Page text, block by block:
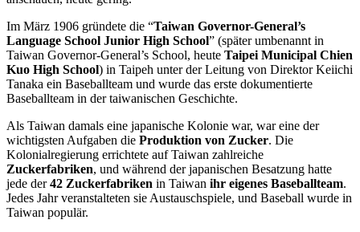
Im März 1906 gründete die “Taiwan Governor-General’s
Language School Junior High School” (später umbenannt in
Taiwan Governor-General’s School, heute Taipei Municipal Chien
Kuo High School) in Taipeh unter der Leitung von Direktor Keiichi
Tanaka ein Baseballteam und wurde das erste dokumentierte
Baseballteam in der taiwanischen Geschichte.
Als Taiwan damals eine japanische Kolonie war, war eine der
wichtigsten Aufgaben die Produktion von Zucker. Die
Kolonialregierung errichtete auf Taiwan zahlreiche
Zuckerfabriken, und während der japanischen Besatzung hatte
jede der42 Zuckerfabriken in Taiwan ihr eigenes Baseballteam.
Jedes Jahr veranstalteten sie Austauschspiele, und Baseball wurde in
Taiwan populär.